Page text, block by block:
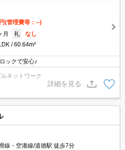
(管理費等：--)
月 礼
なし
60.64m²
ックで安心♪
ネットワーク
詳細を見る
線・空港線/道徳駅 徒歩7分